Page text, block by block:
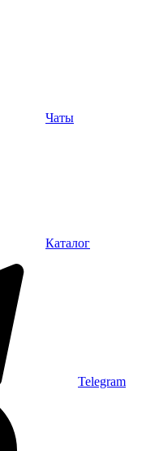
Чаты
Каталог
Telegram